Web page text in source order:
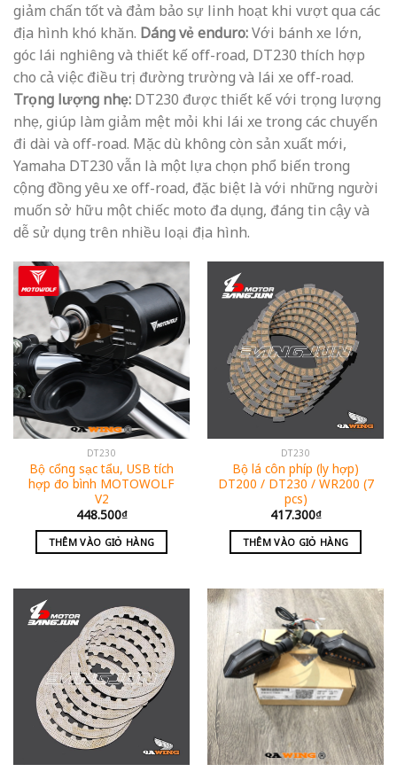
giảm chấn tốt và đảm bảo sự linh hoạt khi vượt qua các
địa hình khó khăn. Dáng vẻ enduro:Với bánh xe lớn,
góc lái nghiêng và thiết kế off-road, DT230 thích hợp
cho cả việc điều trị đường trường và lái xe off-road.
Trọng lượng nhẹ: DT230 được thiết kế với trọng lượng
nhẹ, giúp làm giảm mệt mỏi khi lái xe trong các chuyến
đi dài và off-road. Mặc dù không còn sản xuất mới,
Yamaha DT230 vẫn là một lựa chọn phổ biến trong
cộng đồng yêu xe off-road, đặc biệt là với những người
muốn sở hữu một chiếc moto đa dụng, đáng tin cậy và
dễ sử dụng trên nhiều loại địa hình.
DT230
Bộ cổng sạc tẩu, USB tích
hợp đo bình MOTOWOLF
V2
448.500₫
THÊM VÀO GIỎ HÀNG
DT230
Bộ lá côn phíp (ly hợp)
DT200 / DT230 / WR200 (7
pcs)
417.300₫
THÊM VÀO GIỎ HÀNG